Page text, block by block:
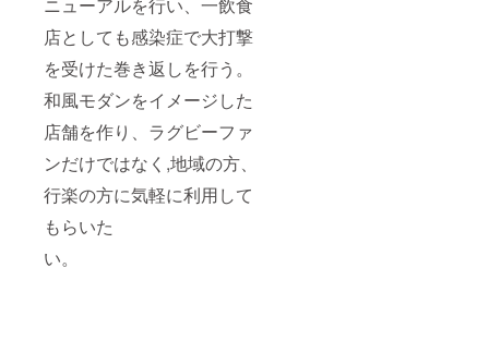
ニューアルを行い、一飲食
店としても感染症で大打撃
を受けた巻き返しを行う。
和風モダンをイメージした
店舗を作り、ラグビーファ
ンだけではなく,地域の方、
行楽の方に気軽に利用して
もらいた
い。